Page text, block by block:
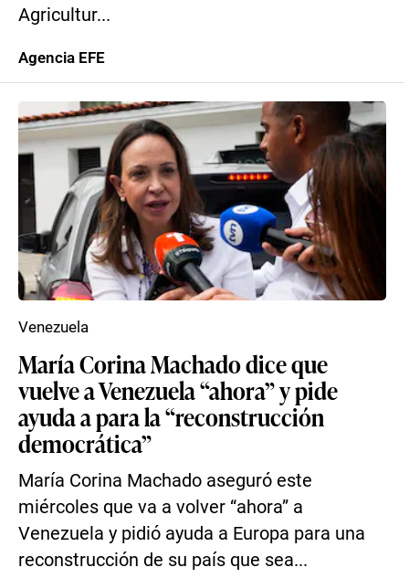
Agricultur...
Agencia EFE
María Corina Machado dice que
vuelve a Venezuela “ahora” y pide
ayuda a para la “reconstrucción
democrática”
María Corina Machado aseguró este
miércoles que va a volver “ahora” a
Venezuela y pidió ayuda a Europa para una
reconstrucción de su país que sea...
Venezuela